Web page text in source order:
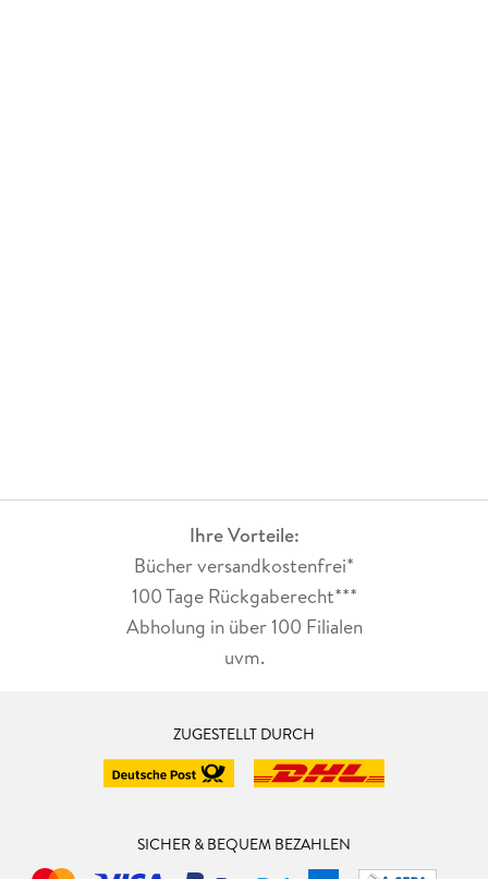
Ihre Vorteile:
Bücher versandkostenfrei*
100 Tage Rückgaberecht***
Abholung in über 100 Filialen
uvm.
ZUGESTELLT DURCH
SICHER & BEQUEM BEZAHLEN